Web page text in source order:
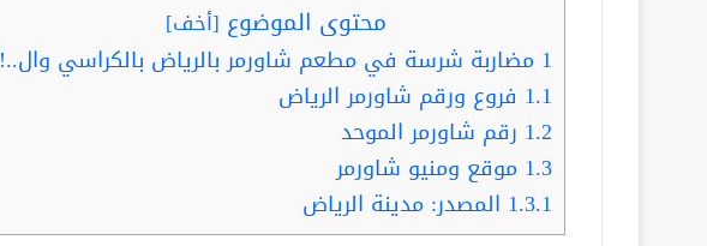
محتوى الموضوع [أخف]
1 مضاربة شرسة في مطعم شاورمر بالرياض بالكراسي وال..!
1.1 فروع ورقم شاورمر الرياض
1.2 رقم شاورمر الموحد
1.3 موقع ومنيو شاورمر
1.3.1 المصدر: مدينة الرياض